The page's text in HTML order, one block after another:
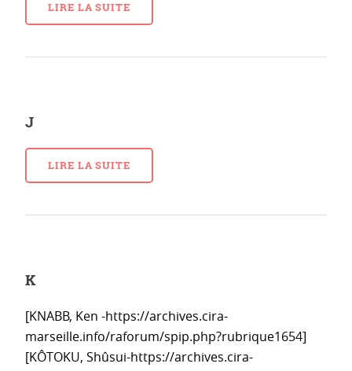
LIRE LA SUITE
J
LIRE LA SUITE
K
[KNABB, Ken -https://archives.cira-
marseille.info/raforum/spip.php?rubrique1654]
[KÔTOKU, Shûsui-https://archives.cira-